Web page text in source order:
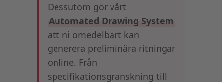
Dessutom gör vårt
Automated Drawing System
att ni omedelbart kan
generera preliminära ritningar
online. Från
specifikationsgranskning till